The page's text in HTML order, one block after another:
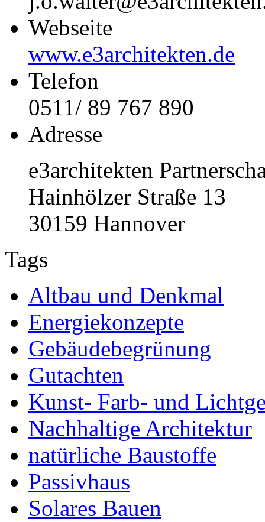
Webseite
www.e3architekten.de
Telefon
0511/ 89 767 890
Adresse
e3architekten
Hainhölzer Straße 13
30159 Hannover
Tags
Altbau und Denkmal
Energiekonzepte
Gebäudebegrünung
Gutachten
Kunst- Farb- und
Nachhaltige Architektur
natürliche Baustoffe
Passivhaus
Solares Bauen